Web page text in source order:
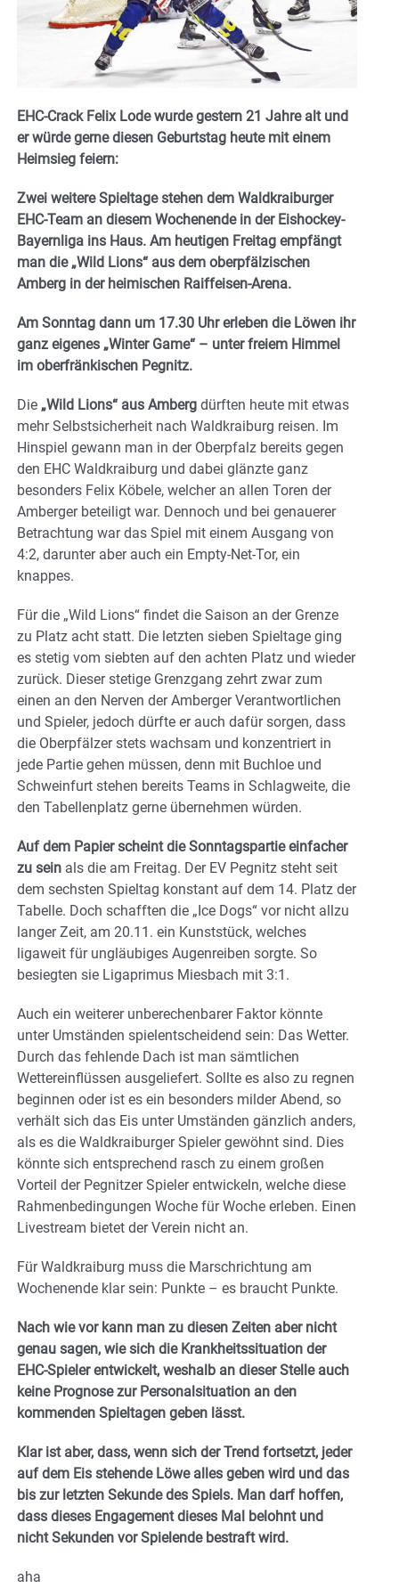
EHC-Crack Felix Lode wurde gestern 21 Jahre alt und
er würde gerne diesen Geburtstag heute mit einem
Heimsieg feiern:
Zwei weitere Spieltage stehen dem Waldkraiburger
EHC-Team an diesem Wochenende in der Eishockey-
Bayernliga ins Haus. Am heutigen Freitag empfängt
man die „Wild Lions“ aus dem oberpfälzischen
Amberg in der heimischen Raiffeisen-Arena.
Am Sonntag dann um 17.30 Uhr erleben die Löwen ihr
ganz eigenes „Winter Game“ – unter freiem Himmel
im oberfränkischen Pegnitz.
Die „Wild Lions“ aus Amberg dürften heute mit etwas
mehr Selbstsicherheit nach Waldkraiburg reisen. Im
Hinspiel gewann man in der Oberpfalz bereits gegen
den EHC Waldkraiburg und dabei glänzte ganz
besonders Felix Köbele, welcher an allen Toren der
Amberger beteiligt war. Dennoch und bei genauerer
Betrachtung war das Spiel mit einem Ausgang von
4:2, darunter aber auch ein Empty-Net-Tor, ein
knappes.
Für die „Wild Lions“ findet die Saison an der Grenze
zu Platz acht statt. Die letzten sieben Spieltage ging
es stetig vom siebten auf den achten Platz und wieder
zurück. Dieser stetige Grenzgang zehrt zwar zum
einen an den Nerven der Amberger Verantwortlichen
und Spieler, jedoch dürfte er auch dafür sorgen, dass
die Oberpfälzer stets wachsam und konzentriert in
jede Partie gehen müssen, denn mit Buchloe und
Schweinfurt stehen bereits Teams in Schlagweite, die
den Tabellenplatz gerne übernehmen würden.
Auf dem Papier scheint die Sonntagspartie einfacher
zu sein als die am Freitag. Der EV Pegnitz steht seit
dem sechsten Spieltag konstant auf dem 14. Platz der
Tabelle. Doch schafften die „Ice Dogs“ vor nicht allzu
langer Zeit, am 20.11. ein Kunststück, welches
ligaweit für ungläubiges Augenreiben sorgte. So
besiegten sie Ligaprimus Miesbach mit 3:1.
Auch ein weiterer unberechenbarer Faktor könnte
unter Umständen spielentscheidend sein: Das Wetter.
Durch das fehlende Dach ist man sämtlichen
Wettereinflüssen ausgeliefert. Sollte es also zu regnen
beginnen oder ist es ein besonders milder Abend, so
verhält sich das Eis unter Umständen gänzlich anders,
als es die Waldkraiburger Spieler gewöhnt sind. Dies
könnte sich entsprechend rasch zu einem großen
Vorteil der Pegnitzer Spieler entwickeln, welche diese
Rahmenbedingungen Woche für Woche erleben. Einen
Livestream bietet der Verein nicht an.
Für Waldkraiburg muss die Marschrichtung am
Wochenende klar sein: Punkte – es braucht Punkte.
Nach wie vor kann man zu diesen Zeiten aber nicht
genau sagen, wie sich die Krankheitssituation der
EHC-Spieler entwickelt, weshalb an dieser Stelle auch
keine Prognose zur Personalsituation an den
kommenden Spieltagen geben lässt.
Klar ist aber, dass, wenn sich der Trend fortsetzt, jeder
auf dem Eis stehende Löwe alles geben wird und das
bis zur letzten Sekunde des Spiels. Man darf hoffen,
dass dieses Engagement dieses Mal belohnt und
nicht Sekunden vor Spielende bestraft wird.
aha